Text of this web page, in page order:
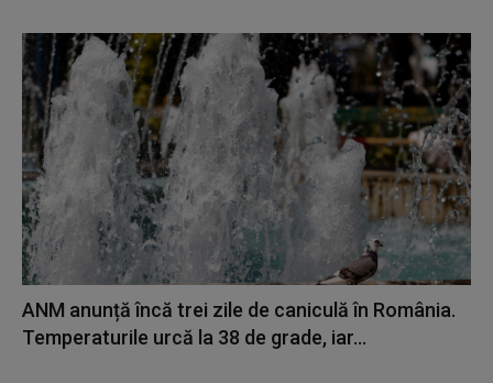
ANM anunță încă trei zile de caniculă în România.
Temperaturile urcă la 38 de grade, iar...